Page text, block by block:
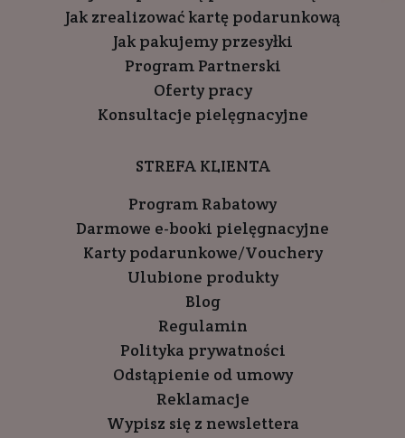
Jak zrealizować kartę podarunkową
Jak pakujemy przesyłki
Program Partnerski
Oferty pracy
Konsultacje pielęgnacyjne
STREFA KLIENTA
Program Rabatowy
Darmowe e-booki pielęgnacyjne
Karty podarunkowe/Vouchery
Ulubione produkty
Blog
Regulamin
Polityka prywatności
Odstąpienie od umowy
Reklamacje
Wypisz się z newslettera